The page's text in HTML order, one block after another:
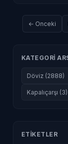
← Onceki
KATEGORI
Döviz (2888)
Kapalıçarşı (3)
ETIKETLER